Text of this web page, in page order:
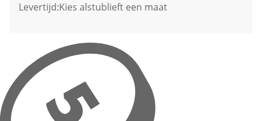
Levertijd:Kies alstublieft een maat